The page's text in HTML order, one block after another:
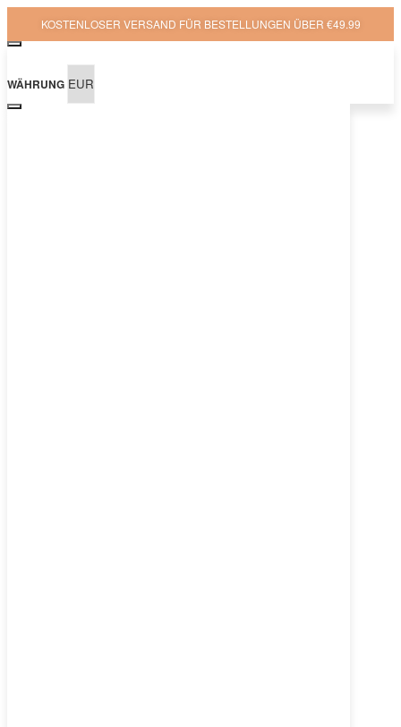
KOSTENLOSER VERSAND FÜR BESTELLUNGEN ÜBER €49.99
WÄHRUNG